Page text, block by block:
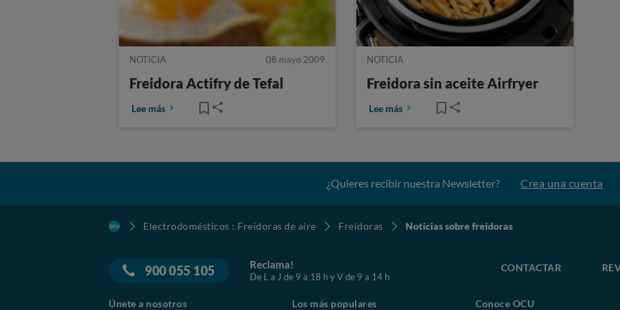
NOTICIA 08 mayo 2009
Freidora Actifry de Tefal
Lee más
NOTICIA
Freidora sin aceite Airfryer
Lee más
¿Quieres recibir nuestra Newsletter? Crea una cuenta
Electrodomésticos : Freidoras de aire Freidoras Noticias sobre freidoras
900 055 105 Reclama!
De L a J de 9 a 18 h y V de 9 a 14 h
CONTACTAR
Únete a nosotros Los más populares Conoce OCU